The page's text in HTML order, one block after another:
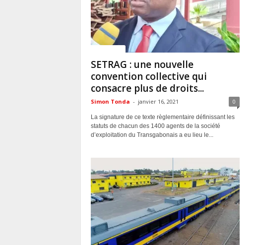
SETRAG : une nouvelle
convention collective qui
consacre plus de droits...
Simon Tonda - janvier 16, 2021 0
La signature de ce texte règlementaire définissant les
statuts de chacun des 1400 agents de la société
d’exploitation du Transgabonais a eu lieu le...